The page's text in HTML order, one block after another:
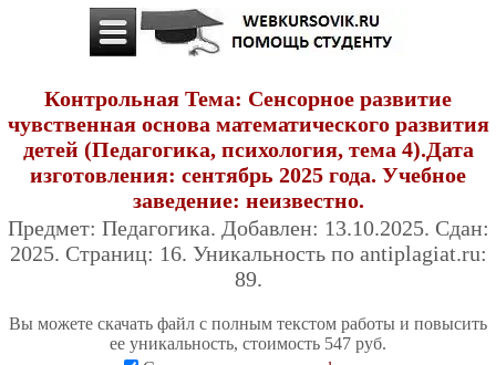
Контрольная Тема: Сенсорное развитие
чувственная основа математического развития
детей (Педагогика, психология, тема 4).Дата
изготовления: сентябрь 2025 года. Учебное
заведение: неизвестно.
Предмет: Педагогика. Добавлен: 13.10.2025. Сдан:
2025. Страниц: 16. Уникальность по antiplagiat.ru:
89.
Вы можете скачать файл с полным текстом работы и повысить
ее уникальность, стоимость 547 руб.